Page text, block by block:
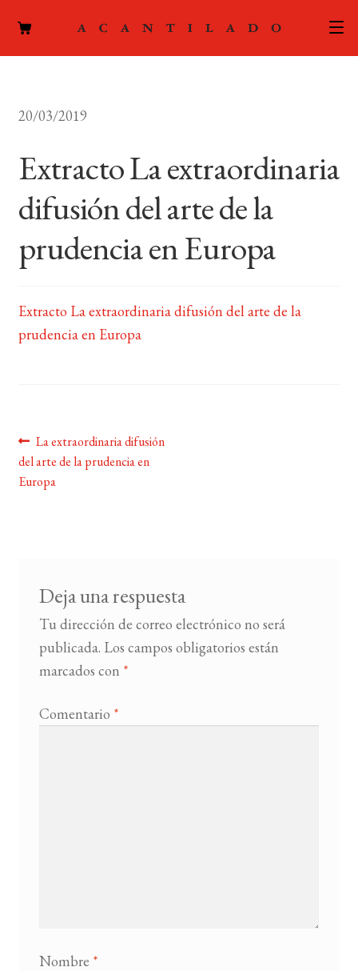
menú
PODCAST
LA EDITORIAL
CONTACTO
20/03/2019
Extracto La extraordinaria
difusión del arte de la
prudencia en Europa
Extracto La extraordinaria difusión del arte de la
prudencia en Europa
Navegación
de
Anterior:
La extraordinaria difusión
del arte de la prudencia en
Europa
Deja una respuesta
Tu dirección de correo electrónico no será
publicada. Los campos obligatorios están
marcados con *
Comentario *
Nombre *